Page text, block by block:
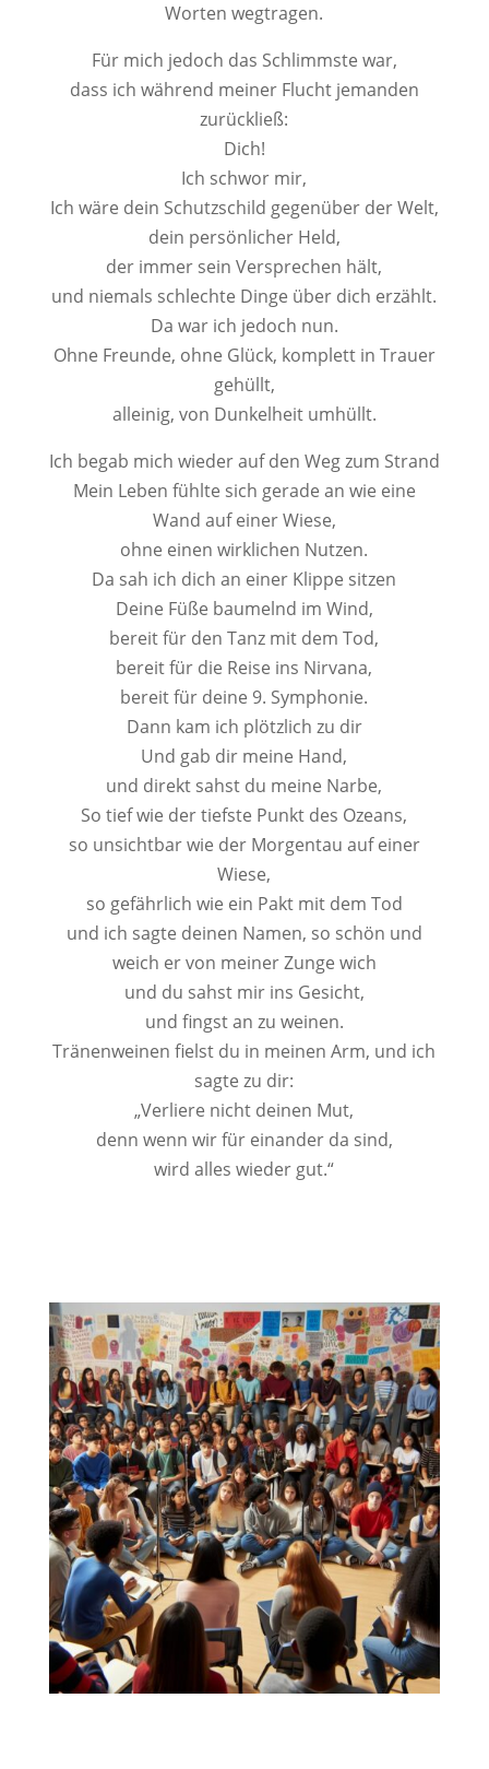
Worten wegtragen.
Für mich jedoch das Schlimmste war,
dass ich während meiner Flucht jemanden
zurückließ:
Dich!
Ich schwor mir,
Ich wäre dein Schutzschild gegenüber der Welt,
dein persönlicher Held,
der immer sein Versprechen hält,
und niemals schlechte Dinge über dich erzählt.
Da war ich jedoch nun.
Ohne Freunde, ohne Glück, komplett in Trauer
gehüllt,
alleinig, von Dunkelheit umhüllt.
Ich begab mich wieder auf den Weg zum Strand
Mein Leben fühlte sich gerade an wie eine
Wand auf einer Wiese,
ohne einen wirklichen Nutzen.
Da sah ich dich an einer Klippe sitzen
Deine Füße baumelnd im Wind,
bereit für den Tanz mit dem Tod,
bereit für die Reise ins Nirvana,
bereit für deine 9. Symphonie.
Dann kam ich plötzlich zu dir
Und gab dir meine Hand,
und direkt sahst du meine Narbe,
So tief wie der tiefste Punkt des Ozeans,
so unsichtbar wie der Morgentau auf einer
Wiese,
so gefährlich wie ein Pakt mit dem Tod
und ich sagte deinen Namen, so schön und
weich er von meiner Zunge wich
und du sahst mir ins Gesicht,
und fingst an zu weinen.
Tränenweinen fielst du in meinen Arm, und ich
sagte zu dir:
„Verliere nicht deinen Mut,
denn wenn wir für einander da sind,
wird alles wieder gut.“